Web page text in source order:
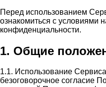
Перед использованием
ознакомиться с условиями
конфиденциальности.
1. Общие
1.1. Использование
безоговорочное согласие